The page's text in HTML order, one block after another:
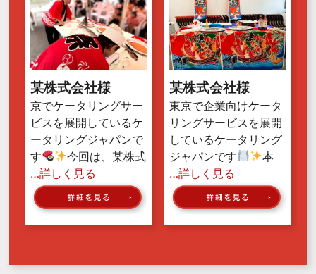
某株式会社様
京でケータリングサー
ビスを展開しているケ
ータリングジャパンで
す
今回は、某株式
…詳しく見る
某株式会社様
東京で企業向けケータ
リングサービスを展開
しているケータリング
ジャパンです
本
…詳しく見る